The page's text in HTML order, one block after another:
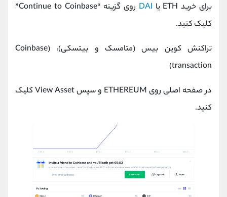
برای خرید ETH یا
DAI
روی گزینه “Continue to Coinbase”
کلیک کنید.
تراکنش کوین بیس (متامسک و بیتسکی)، (Coinbase
transaction)
در صفحه اصلی روی ETHEREUM و سپس View Asset کلیک
کنید.